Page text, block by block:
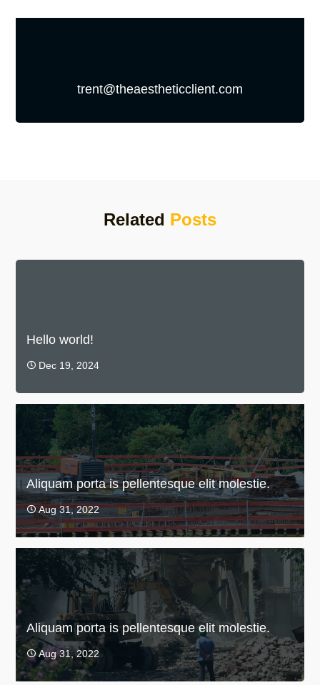
trent@theaestheticclient.com
Related Posts
Hello world!
 Dec 19, 2024
Aliquam porta is pellentesque elit molestie.
 Aug 31, 2022
Aliquam porta is pellentesque elit molestie.
 Aug 31, 2022